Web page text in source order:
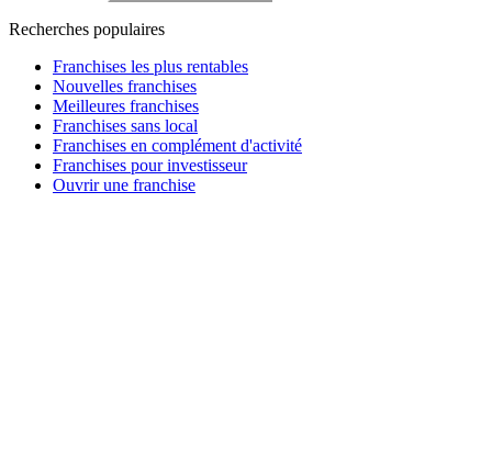
Recherches populaires
Franchises les plus rentables
Nouvelles franchises
Meilleures franchises
Franchises sans local
Franchises en complément d'activité
Franchises pour investisseur
Ouvrir une franchise